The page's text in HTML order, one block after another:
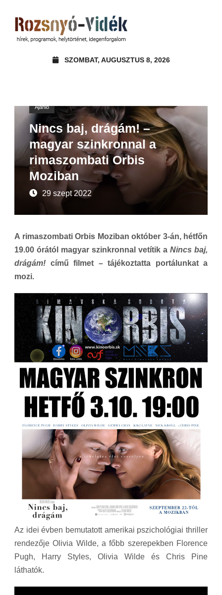
SZOMBAT, AUGUSZTUS 8, 2026
Ajánló
Nincs baj, drágám! –
magyar szinkronnal a
rimaszombati Orbis
Moziban
29 szept 2022
A rimaszombati Orbis Moziban október 3-án, hétfőn
19.00 órától magyar szinkronnal vetítik a Nincs baj,
drágám! című filmet – tájékoztatta portálunkat a
mozi.
Az idei évben bemutatott amerikai pszichológiai thriller
rendezője Olivia Wilde, a főbb szerepekben Florence
Pugh, Harry Styles, Olivia Wilde és Chris Pine
láthatók.